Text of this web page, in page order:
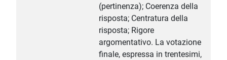
(pertinenza); Coerenza della
risposta; Centratura della
risposta; Rigore
argomentativo. La votazione
finale, espressa in trentesimi,